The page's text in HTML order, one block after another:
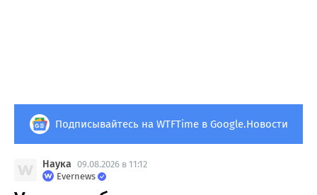
Подписывайтесь на WTFTime в Google.Новости
Наука 09.08.2026 в 11:12
Evernews